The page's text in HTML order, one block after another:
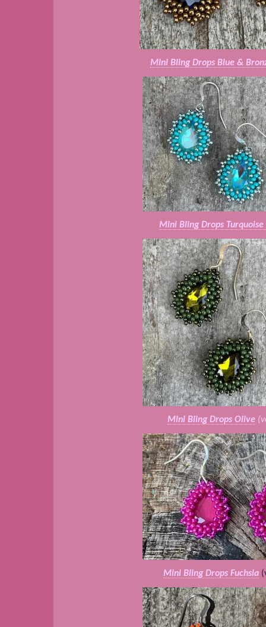
Mini Bling Drops Blue &
Mini Bling Drops Turquoise
Mini Bling Drops Olive
Mini Bling Drops Fuchsia